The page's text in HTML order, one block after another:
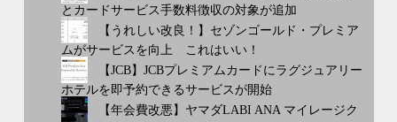
とカードサービス手数料徴収の対象が追加
【うれしい改良！】セゾンゴールド・プレミア
ムがサービスを向上 これはいい！
【JCB】JCBプレミアムカードにラグジュアリー
ホテルを即予約できるサービスが開始
【年会費改悪】ヤマダLABI ANA マイレージク